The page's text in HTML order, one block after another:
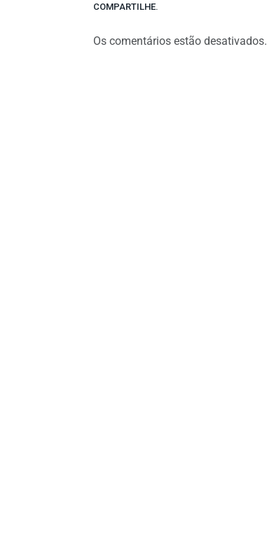
COMPARTILHE.
Os comentários estão desativados.